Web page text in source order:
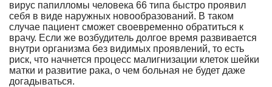
вирус папилломы человека 66 типа быстро проявил
себя в виде наружных новообразований. В таком
случае пациент сможет своевременно обратиться к
врачу. Если же возбудитель долгое время развивается
внутри организма без видимых проявлений, то есть
риск, что начнется процесс малигнизации клеток шейки
матки и развитие рака, о чем больная не будет даже
догадываться.